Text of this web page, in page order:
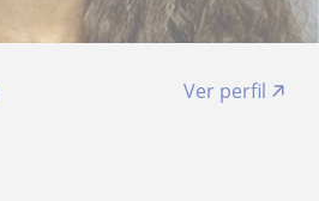
Ver perfil